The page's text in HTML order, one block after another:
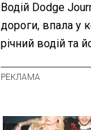
Водій Dodge
дороги, впала у
річний водій та